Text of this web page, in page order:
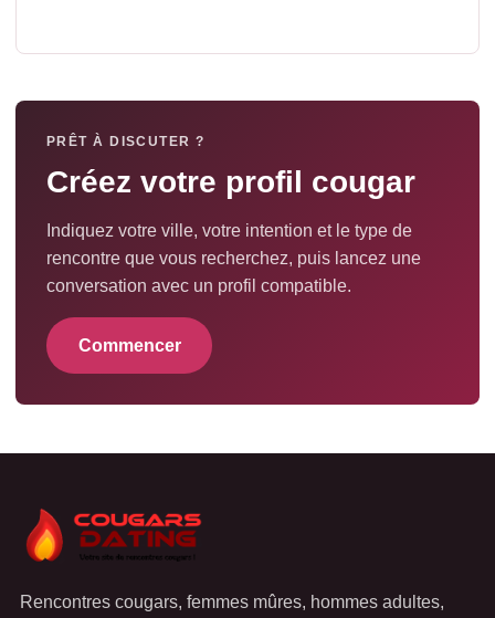
PRÊT À DISCUTER ?
Créez votre profil cougar
Indiquez votre ville, votre intention et le type de
rencontre que vous recherchez, puis lancez une
conversation avec un profil compatible.
Commencer
Rencontres cougars, femmes mûres, hommes adultes,